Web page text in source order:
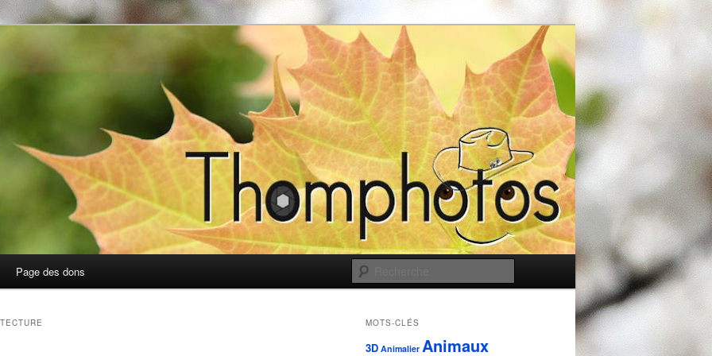
Page des dons
MOTS-CLÉS
3D Animalier Animaux